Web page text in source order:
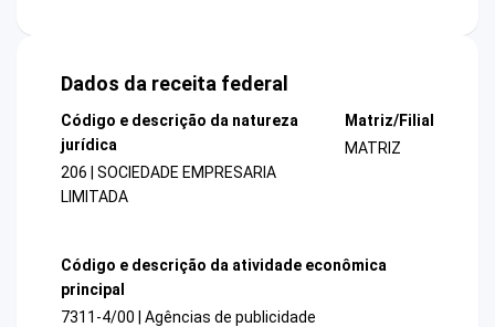
Dados da receita federal
Código e descrição da natureza
jurídica
206 | SOCIEDADE EMPRESARIA
LIMITADA
Matriz/Filial
MATRIZ
Código e descrição da atividade econômica
principal
7311-4/00 | Agências de publicidade